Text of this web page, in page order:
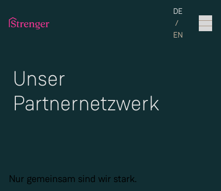
Set the
DE
/
EN
Unser
Partnernetzwerk
Nur gemeinsam sind wir stark.